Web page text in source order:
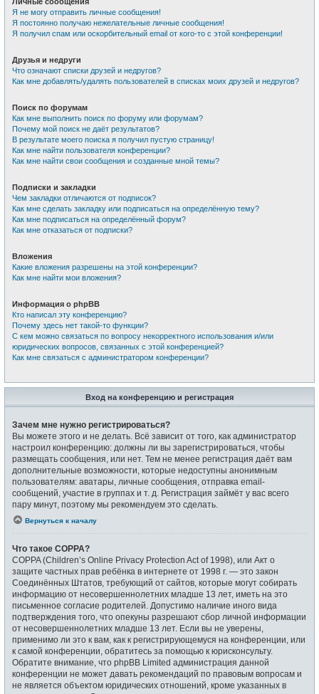
Я не могу отправить личные сообщения!
Я постоянно получаю нежелательные личные сообщения!
Я получил спам или оскорбительный email от кого-то с этой конференции!
Друзья и недруги
Что означают списки друзей и недругов?
Как мне добавлять/удалять пользователей в списках моих друзей и недругов?
Поиск по форумам
Как мне выполнить поиск по форуму или форумам?
Почему мой поиск не даёт результатов?
В результате моего поиска я получил пустую страницу!
Как мне найти пользователя конференции?
Как мне найти свои сообщения и созданные мной темы?
Подписки и закладки
Чем закладки отличаются от подписок?
Как мне сделать закладку или подписаться на определённую тему?
Как мне подписаться на определённый форум?
Как мне отказаться от подписки?
Вложения
Какие вложения разрешены на этой конференции?
Как мне найти мои вложения?
Информация о phpBB
Кто написал эту конференцию?
Почему здесь нет такой-то функции?
С кем можно связаться по вопросу некорректного использования и/или
юридических вопросов, связанных с этой конференцией?
Как мне связаться с администратором конференции?
Вход на конференцию и регистрация
Зачем мне нужно регистрироваться?
Вы можете этого и не делать. Всё зависит от того, как администратор
настроил конференцию: должны ли вы зарегистрироваться, чтобы
размещать сообщения, или нет. Тем не менее регистрация даёт вам
дополнительные возможности, которые недоступны анонимным
пользователям: аватары, личные сообщения, отправка email-
сообщений, участие в группах и т. д. Регистрация займёт у вас всего
пару минут, поэтому мы рекомендуем это сделать.
Вернуться к началу
Что такое COPPA?
COPPA (Children’s Online Privacy Protection Act of 1998), или Акт о
защите частных прав ребёнка в интернете от 1998 г. — это закон
Соединённых Штатов, требующий от сайтов, которые могут собирать
информацию от несовершеннолетних младше 13 лет, иметь на это
письменное согласие родителей. Допустимо наличие иного вида
подтверждения того, что опекуны разрешают сбор личной информации
от несовершеннолетних младше 13 лет. Если вы не уверены,
применимо ли это к вам, как к регистрирующемуся на конференции, или
к самой конференции, обратитесь за помощью к юрисконсульту.
Обратите внимание, что phpBB Limited администрация данной
конференции не может давать рекомендаций по правовым вопросам и
не является объектом юридических отношений, кроме указанных в